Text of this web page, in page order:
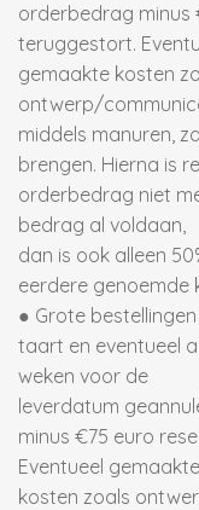
orderbedrag minus
teruggestort.
gemaakte kosten
ontwerp/
middels manuren,
brengen. Hierna is
orderbedrag niet
bedrag al voldaan,
dan is ook alleen
eerdere genoemde
● Grote
taart en eventueel
weken voor de
leverdatum
minus €75 euro
Eventueel gemaakte
kosten zoals